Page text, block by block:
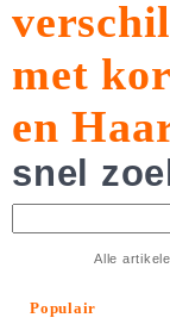
met
en
snel
Alle
Populair